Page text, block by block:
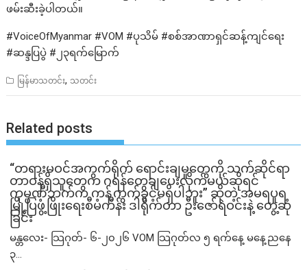
ဖမ်းဆီးခဲ့ပါတယ်။
#VoiceOfMyanmar #VOM #ပုသိမ် #စစ်အာဏာရှင်ဆန့်ကျင်ရေး
#ဆန္ဒပြပွဲ #၂၃ရက်မြောက်
မြန်မာသတင်း, သတင်း
Related posts
“တရားမဝင်အကွက်ရိုက် ရောင်းချမှုတွေကို သက်ဆိုင်ရာ
တာဝန်ရှိသူတွေက ဂရန်တွေချပေးလိုက်မယ်ဆိုရင်
ကုမ္ပဏီဘက်က ကန့်ကွက်ခွင့်မရှိပါဘူး” ဆိုတဲ့ အမရပူရ
မြို့ပြဖွံ့ဖြိုးရေးစီမံကိန်း ဒါရိုက်တာ ဦးဇော်ရဲဝင်းနဲ့ တွေ့ဆုံ
ခြင်း
မန္တလေး- သြဂုတ်- ၆-၂၀၂၆ VOM သြဂုတ်လ ၅ ရက်နေ့ မနေ့ညနေ
၃...